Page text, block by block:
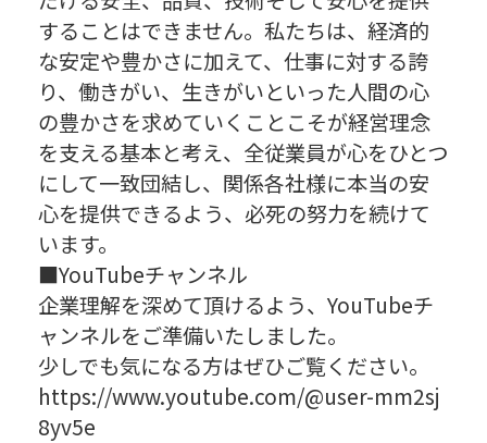
することはできません。私たちは、経済的
な安定や豊かさに加えて、仕事に対する誇
り、働きがい、生きがいといった人間の心
の豊かさを求めていくことこそが経営理念
を支える基本と考え、全従業員が心をひとつ
にして一致団結し、関係各社様に本当の安
心を提供できるよう、必死の努力を続けて
います。
■YouTubeチャンネル
企業理解を深めて頂けるよう、YouTubeチ
ャンネルをご準備いたしました。
少しでも気になる方はぜひご覧ください。
https://www.youtube.com/@user-mm2sj
8yv5e